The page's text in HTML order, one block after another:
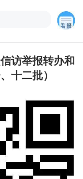
访举报转办和
十二批）